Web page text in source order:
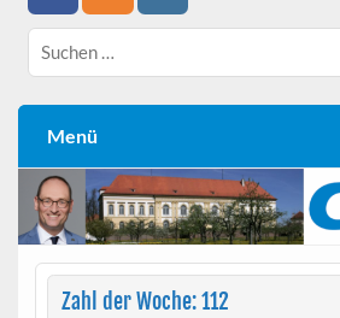
Menü
Zahl der Woche: 112